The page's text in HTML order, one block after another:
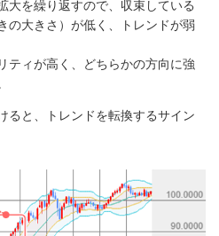
大を繰り返すので、収束している
の大きさ）が低く、トレンドが弱
ティが高く、どちらかの方向に強
ると、トレンドを転換するサイン